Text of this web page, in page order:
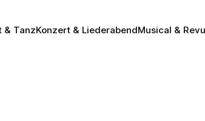
& TanzKonzert & LiederabendMusical &